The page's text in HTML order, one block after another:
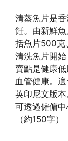
清蒸魚片是
飪。由新鮮
括魚片500克
清洗魚片開始
賣點是健康
血管健康。
英印尼文版
可透過僱傭中
（約150字）